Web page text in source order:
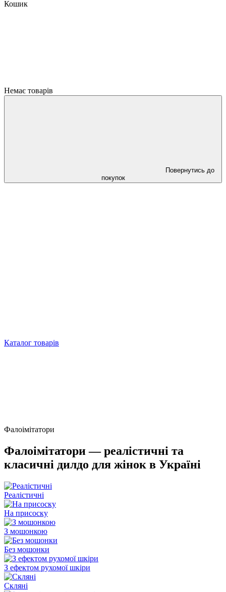
Кошик
Немає товарів
Повернутись до
покупок
Каталог товарів
Фалоімітатори
Фалоімітатори — реалістичні та
класичні дилдо для жінок в Україні
Реалістичні
На присоску
З мошонкою
Без мошонки
З ефектом рухомої шкіри
Скляні